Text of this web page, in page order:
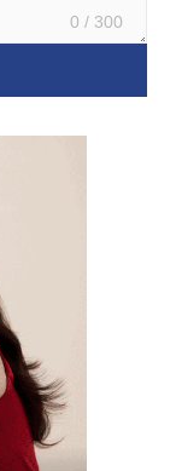
0 / 300